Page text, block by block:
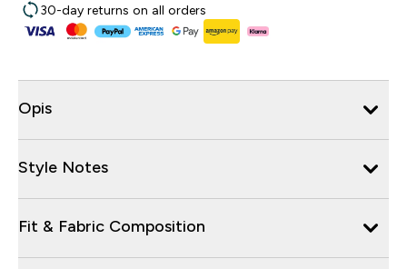
30-day returns on all orders
Opis
Style Notes
Fit & Fabric Composition